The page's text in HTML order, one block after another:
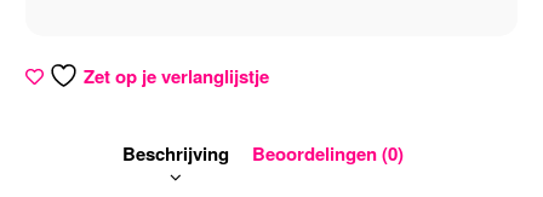
Zet op je verlanglijstje
Beschrijving Beoordelingen (0)